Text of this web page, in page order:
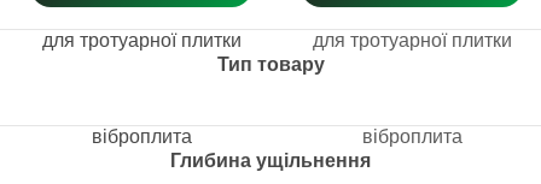
Тип товару
Глибина ущільнення
для тротуарної плитки
віброплита
для тротуарної плитки
віброплита